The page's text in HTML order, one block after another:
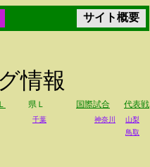
サイト概要
情報
県Ｌ 国際試合 代表戦
千葉 神奈川
山梨
鳥取